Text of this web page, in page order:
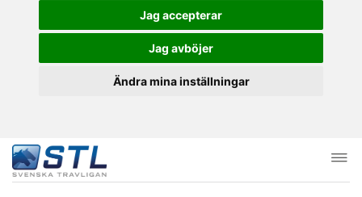
Jag accepterar
Jag avböjer
Ändra mina inställningar